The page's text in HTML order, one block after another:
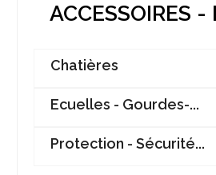
ACCESSOIRES
Chatières
Ecuelles - Gourdes-...
Protection - Sécurité...